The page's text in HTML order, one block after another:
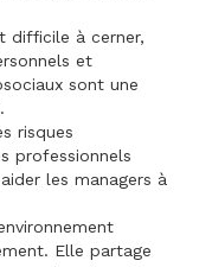
difficile à cerner,
et
sont une
risques
professionnels
les managers à
Elle partage